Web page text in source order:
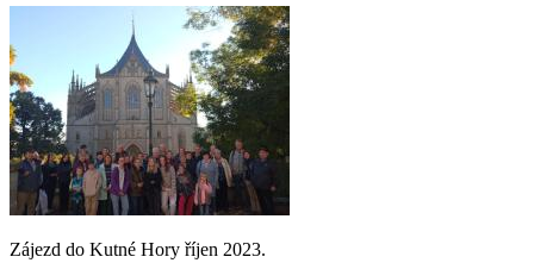
Zájezd do Kutné Hory říjen 2023.